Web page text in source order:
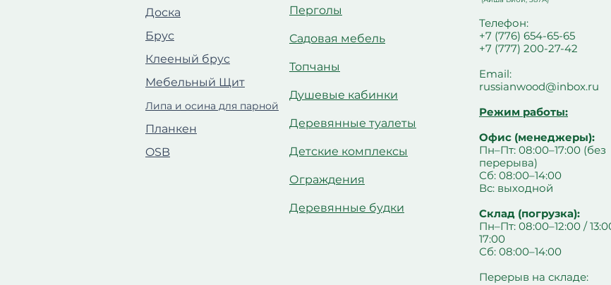
Доска
Брус
Клееный брус
Мебельный Щит
Липа и осина для парной
Планкен
OSB
Перголы
Садовая мебель
Топчаны
Душевые кабинки
Деревянные туалеты
Детские комплексы
Ограждения
Деревянные будки
Телефон:
+7 (776) 654-65-65
+7 (777) 200-27-42
Email:
russianwood@inbox.ru
Режим работы:
Офис (менеджеры):
Пн–Пт: 08:00–17:00 (без
перерыва)
Сб: 08:00–14:00
Вс: выходной
Склад (погрузка):
Пн–Пт: 08:00–12:00 /
17:00
Сб: 08:00–14:00
Перерыв на складе: